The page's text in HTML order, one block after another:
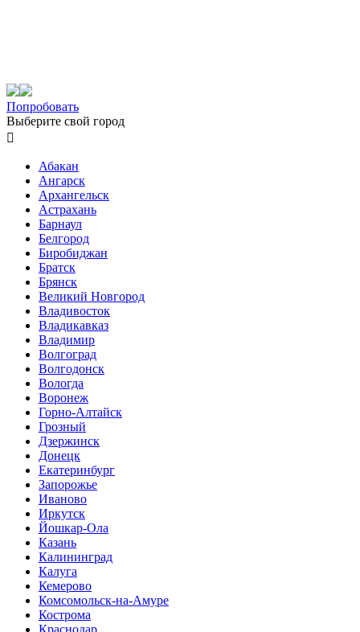
Попробовать
Выберите свой город

Абакан
Ангарск
Архангельск
Астрахань
Барнаул
Белгород
Биробиджан
Братск
Брянск
Великий Новгород
Владивосток
Владикавказ
Владимир
Волгоград
Волгодонск
Вологда
Воронеж
Горно-Алтайск
Грозный
Дзержинск
Донецк
Екатеринбург
Запорожье
Иваново
Иркутск
Йошкар-Ола
Казань
Калининград
Калуга
Кемерово
Комсомольск-на-Амуре
Кострома
Краснодар